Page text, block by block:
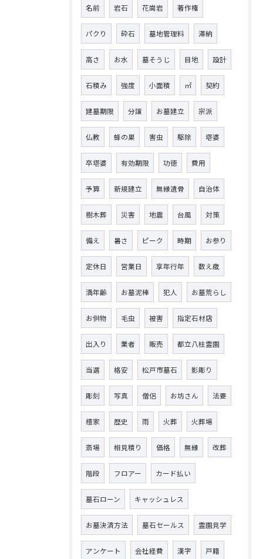
名前 岩石 花崗岩 著作権
パクり 砕石 墓地管理料 滞納
高さ お水 墓そうじ 目地 設計
石積み 強度 小面積 ㎡ 契約
建墓期限 分譲 お墓建立 宗派
仏教 蜂の巣 害虫 駆除 塔婆
卒塔婆 有効期限 功徳 費用
予算 新規建立 無縁遺骨 自治体
樹木葬 災害 地震 台風 対策
備え 暑さ ピーク 時期 お参り
定休日 営業日 享年行年 数え歳
満年齢 お墓泥棒 犯人 お墓荒らし
お供物 毛虫 被害 指定石材店
出入り 業者 販売 都立八柱霊園
当選 格安 松戸市墓石 影彫り
彫刻 写真 僧侶 お坊さん 法要
檀家 歴史 雨 火葬 火葬場
斎場 相見積り 価格 無縁 改葬
階段 フロアー カード払い
墓石ローン キャッシュレス
お墓決済方法 墓石セールス 霊園見学
アンケート 会社経費 漢字 戸籍